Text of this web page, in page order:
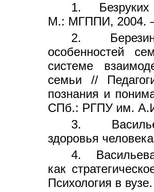
1. Безруких
М.: МГППИ, 2004.
2.
особенностей
системе
семьи //
познания и
СПб.: РГПУ им.
3.
здоровья
4.
как
Психология в